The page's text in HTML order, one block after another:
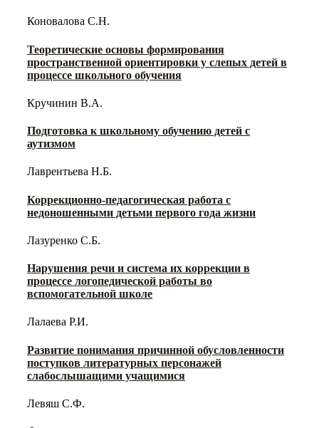
Коновалова С.Н.
Теоретические основы формирования
пространственной ориентировки у слепых детей в
процессе школьного обучения
Кручинин В.А.
Подготовка к школьному обучению детей с
аутизмом
Лаврентьева Н.Б.
Коррекционно-педагогическая работа с
недоношенными детьми первого года жизни
Лазуренко С.Б.
Нарушения речи и система их коррекции в
процессе логопедической работы во
вспомогательной школе
Лалаева Р.И.
Развитие понимания причинной обусловленности
поступков литературных персонажей
слабослышащими учащимися
Левяш С.Ф.